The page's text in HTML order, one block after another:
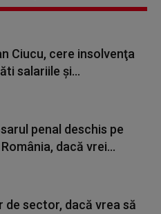
Ciucu, cere insolvenţa
salariile și...
penal deschis pe
dacă vrei...
de sector, dacă vrea să